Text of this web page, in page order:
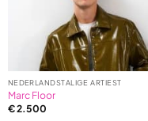
NEDERLANDSTALIGE ARTIEST
Marc Floor
€2.500